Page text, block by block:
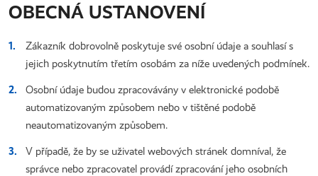
OBECNÁ USTANOVENÍ
Zákazník dobrovolně poskytuje své osobní údaje a souhlasí s
jejich poskytnutím třetím osobám za níže uvedených podmínek.
Osobní údaje budou zpracovávány v elektronické podobě
automatizovaným způsobem nebo v tištěné podobě
neautomatizovaným způsobem.
V případě, že by se uživatel webových stránek domníval, že
správce nebo zpracovatel provádí zpracování jeho osobních